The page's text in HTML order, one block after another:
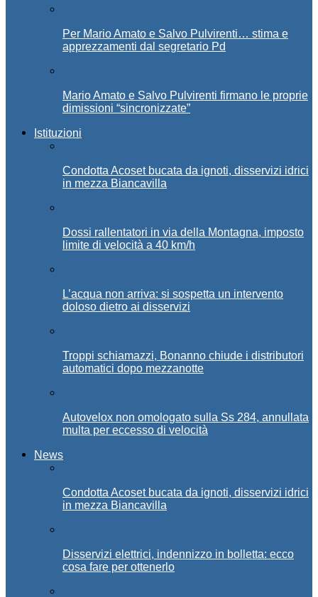
Per Mario Amato e Salvo Pulvirenti… stima e
apprezzamenti dal segretario Pd
Mario Amato e Salvo Pulvirenti firmano le proprie
dimissioni “sincronizzate”
Istituzioni
Condotta Acoset bucata da ignoti, disservizi idrici
in mezza Biancavilla
Dossi rallentatori in via della Montagna, imposto
limite di velocità a 40 km/h
L’acqua non arriva: si sospetta un intervento
doloso dietro ai disservizi
Troppi schiamazzi, Bonanno chiude i distributori
automatici dopo mezzanotte
Autovelox non omologato sulla Ss 284, annullata
multa per eccesso di velocità
News
Condotta Acoset bucata da ignoti, disservizi idrici
in mezza Biancavilla
Disservizi elettrici, indennizzo in bolletta: ecco
cosa fare per ottenerlo